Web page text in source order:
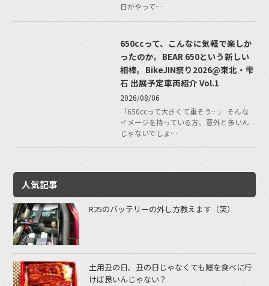
日がやって…
650ccって、こんなに気軽で楽しか
ったのか。BEAR 650という新しい
相棒。BikeJIN祭り2026@東北・雫
石 出展予定車両紹介 Vol.1
2026/08/06
「650ccって大きくて重そう…」 そんな
イメージを持っている方、意外と多いん
じゃないでしょ…
人気記事
R25のバッテリーの外し方教えます（笑）
土用丑の日。丑の日じゃなくても鰻を食べに行
けば良いんじゃない？